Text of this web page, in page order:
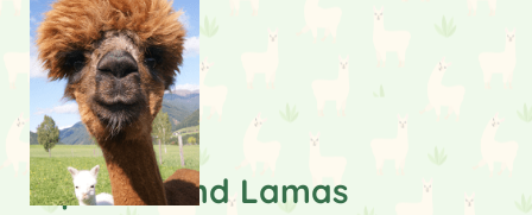
Alpakas und Lamas